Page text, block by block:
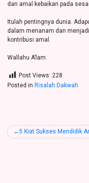
dan amal kebaikan pada
Itulah pentingnya dunia.
dalam menanam dan
kontribusi amal.
Wallahu A’lam.
Post Views: 228
Posted in Risalah Dakwah
Post5 Kiat Sukses Mendidik